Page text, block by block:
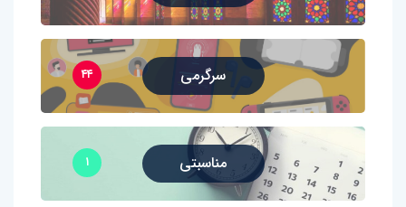
سرگرمی ۴۴
مناسبتی ۱